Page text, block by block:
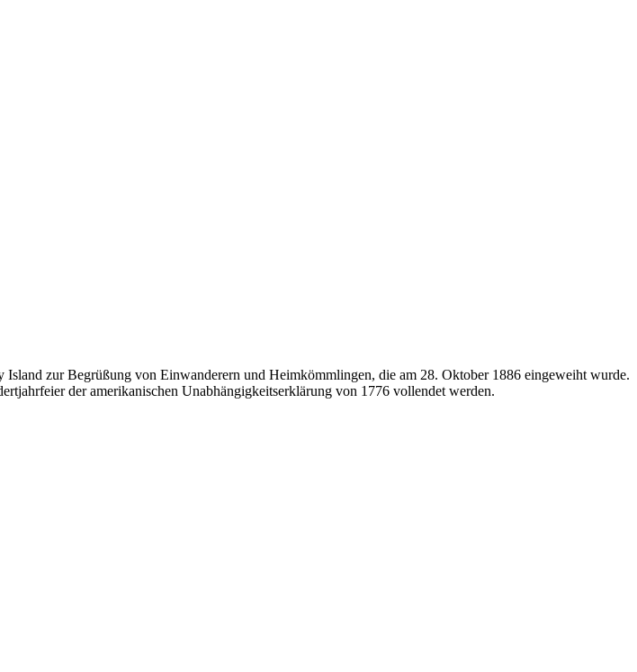
zur Begrüßung von Einwanderern und Heimkömmlingen, die am 28. Oktober 1886 eingeweiht wurde.
der amerikanischen Unabhängigkeitserklärung von 1776 vollendet werden.